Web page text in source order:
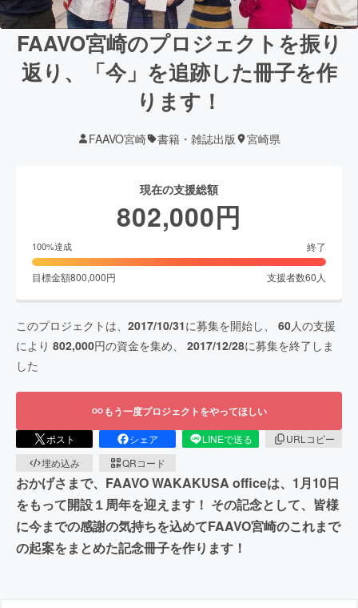
FAAVO宮崎のプロジェクトを振り
返り、「今」を追跡した冊子を作
ります！
FAAVO宮崎 書籍・雑誌出版 宮崎県
現在の支援総額
802,000円
100%達成 終了
目標金額800,000円 支援者数60 人
このプロジェクトは、 2017/10/31に募集を開始し、 60人の支援
により 802,000円の資金を集め、 2017/12/28に募集を終了しま
した
もう一度プロジェクトをやってほしい
ポスト シェア LINEで送る
URLコピー
埋め込み
QRコード
おかげさまで、FAAVO WAKAKUSA officeは、1月10日
をもって開設１周年を迎えます！ その記念として、皆様
に今までの感謝の気持ちを込めてFAAVO宮崎のこれまで
の起案をまとめた記念冊子を作ります！